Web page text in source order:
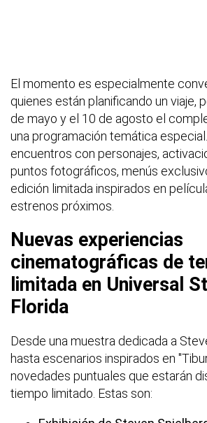
El momento es especialmente
quienes están planificando un viaje,
de mayo y el 10 de agosto el
una programación temática
encuentros con personajes,
puntos fotográficos, menús
edición limitada inspirados en
estrenos próximos.
Nuevas experiencias
cinematográficas de
limitada en Universal
Florida
Desde una muestra dedicada a
hasta escenarios inspirados en
novedades puntuales que estarán
tiempo limitado. Estas son: